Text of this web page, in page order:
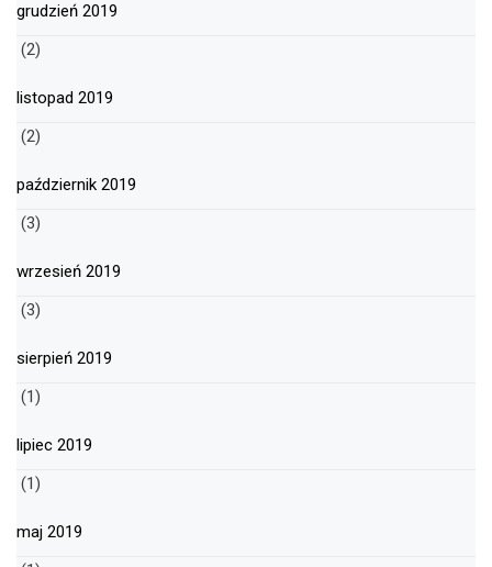
grudzień 2019
(2)
listopad 2019
(2)
październik 2019
(3)
wrzesień 2019
(3)
sierpień 2019
(1)
lipiec 2019
(1)
maj 2019